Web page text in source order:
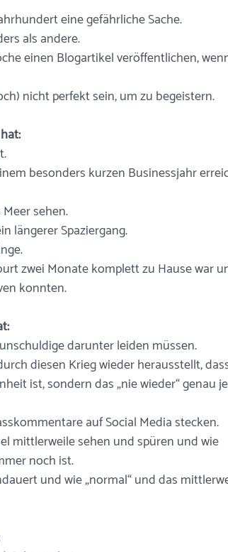
eine gefährliche Sache.
als andere.
einen Blogartikel veröffentlichen,
nicht perfekt sein, um zu begeistern.
besonders kurzen Businessjahr
sehen.
längerer Spaziergang.
zwei Monate komplett zu Hause war
konnten.
darunter leiden müssen.
diesen Krieg wieder herausstellt,
ist, sondern das „nie wieder“ genau
auf Social Media stecken.
mittlerweile sehen und spüren und wie
noch ist.
und wie „normal“ und das